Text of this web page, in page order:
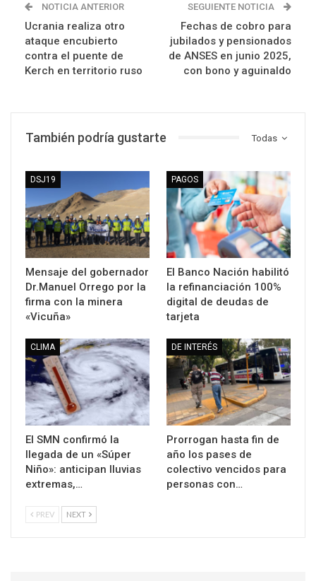
NOTICIA ANTERIOR
Ucrania realiza otro
ataque encubierto
contra el puente de
Kerch en territorio ruso
SEGUIENTE NOTICIA
Fechas de cobro para
jubilados y pensionados
de ANSES en junio 2025,
con bono y aguinaldo
Todas
También podría gustarte
DSJ19
Mensaje del gobernador
Dr.Manuel Orrego por la
firma con la minera
«Vicuña»
PAGOS
El Banco Nación habilitó
la refinanciación 100%
digital de deudas de
tarjeta
CLIMA
El SMN confirmó la
llegada de un «Súper
Niño»: anticipan lluvias
extremas,…
DE INTERÉS
Prorrogan hasta fin de
año los pases de
colectivo vencidos para
personas con…
PREV NEXT